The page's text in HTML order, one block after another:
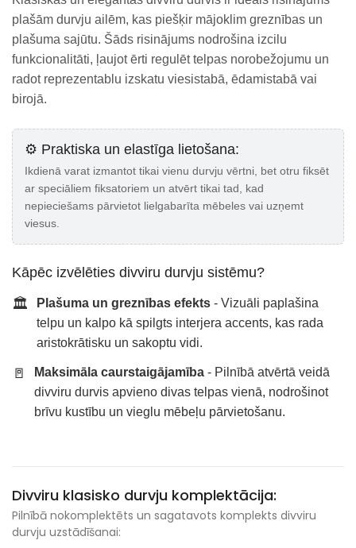
plašām durvju ailēm, kas piešķir mājoklim greznības un
plašuma sajūtu. Šāds risinājums nodrošina izcilu
funkcionalitāti, ļaujot ērti regulēt telpas norobežojumu un
radot reprezentablu izskatu viesistabā, ēdamistabā vai
birojā.
⚙️ Praktiska un elastīga lietošana:
Ikdienā varat izmantot tikai vienu durvju vērtni, bet otru fiksēt
ar speciāliem fiksatoriem un atvērt tikai tad, kad
nepieciešams pārvietot lielgabarīta mēbeles vai uzņemt
viesus.
Kāpēc izvēlēties divviru durvju sistēmu?
🏛️
Plašuma un greznības efekts - Vizuāli paplašina
telpu un kalpo kā spilgts interjera accents, kas rada
aristokrātisku un sakoptu vidi.
🚪 Maksimāla caurstaigājamība - Pilnībā atvērtā veidā
divviru durvis apvieno divas telpas vienā, nodrošinot
brīvu kustību un vieglu mēbeļu pārvietošanu.
Divviru klasisko durvju komplektācija:
Pilnībā nokomplektēts un sagatavots komplekts divviru
durvju uzstādīšanai: